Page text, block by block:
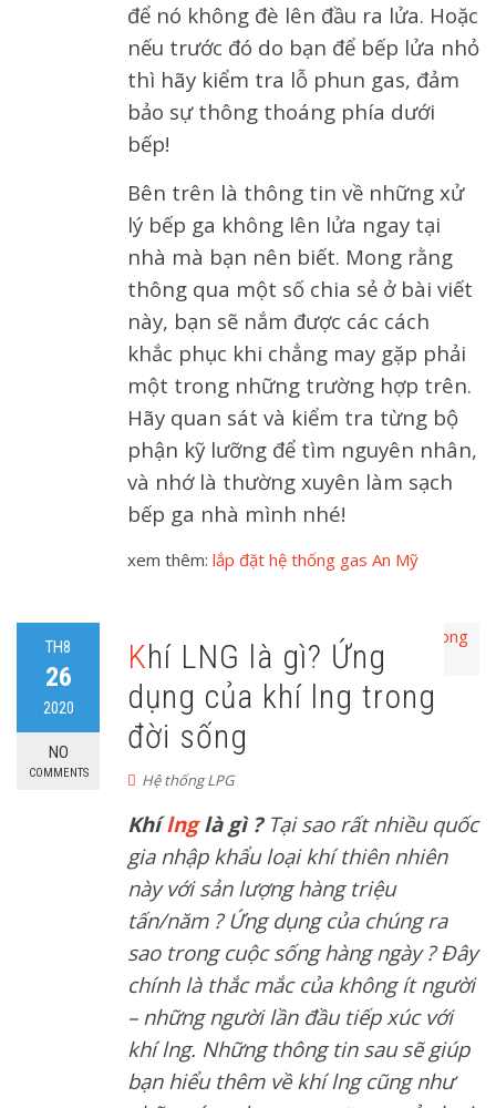
để nó không đè lên đầu ra lửa. Hoặc
nếu trước đó do bạn để bếp lửa nhỏ
thì hãy kiểm tra lỗ phun gas, đảm
bảo sự thông thoáng phía dưới
bếp!
Bên trên là thông tin về những xử
lý bếp ga không lên lửa ngay tại
nhà mà bạn nên biết. Mong rằng
thông qua một số chia sẻ ở bài viết
này, bạn sẽ nắm được các cách
khắc phục khi chẳng may gặp phải
một trong những trường hợp trên.
Hãy quan sát và kiểm tra từng bộ
phận kỹ lưỡng để tìm nguyên nhân,
và nhớ là thường xuyên làm sạch
bếp ga nhà mình nhé!
xem thêm: lắp đặt hệ thống gas An Mỹ
TH8
26
2020
NO
COMMENTS
Khí LNG là gì? Ứng
dụng của khí lng trong
đời sống
Hệ thống LPG
Khílnglà gì ?Tại sao rất nhiều quốc
gia nhập khẩu loại khí thiên nhiên
này với sản lượng hàng triệu
tấn/năm ? Ứng dụng của chúng ra
sao trong cuộc sống hàng ngày ? Đây
chính là thắc mắc của không ít người
– những người lần đầu tiếp xúc với
khí lng. Những thông tin sau sẽ giúp
bạn hiểu thêm về khí lng cũng như